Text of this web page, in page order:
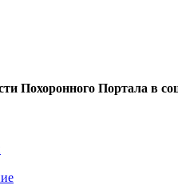
Похоронного Портала в